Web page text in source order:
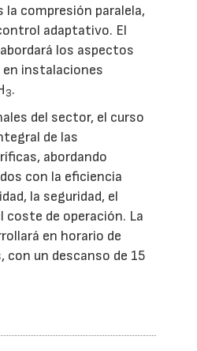
la compresión paralela,
adaptativo. El
los aspectos
instalaciones
3.
del sector, el curso
de las
abordando
con la eficiencia
la seguridad, el
de operación. La
en horario de
con un descanso de 15